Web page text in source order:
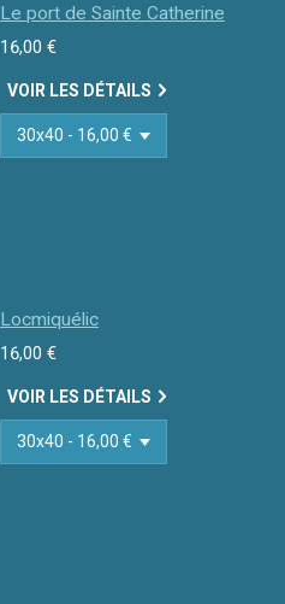
Le port de Sainte Catherine
16,00 €
VOIR LES DÉTAILS
Locmiquélic
16,00 €
VOIR LES DÉTAILS